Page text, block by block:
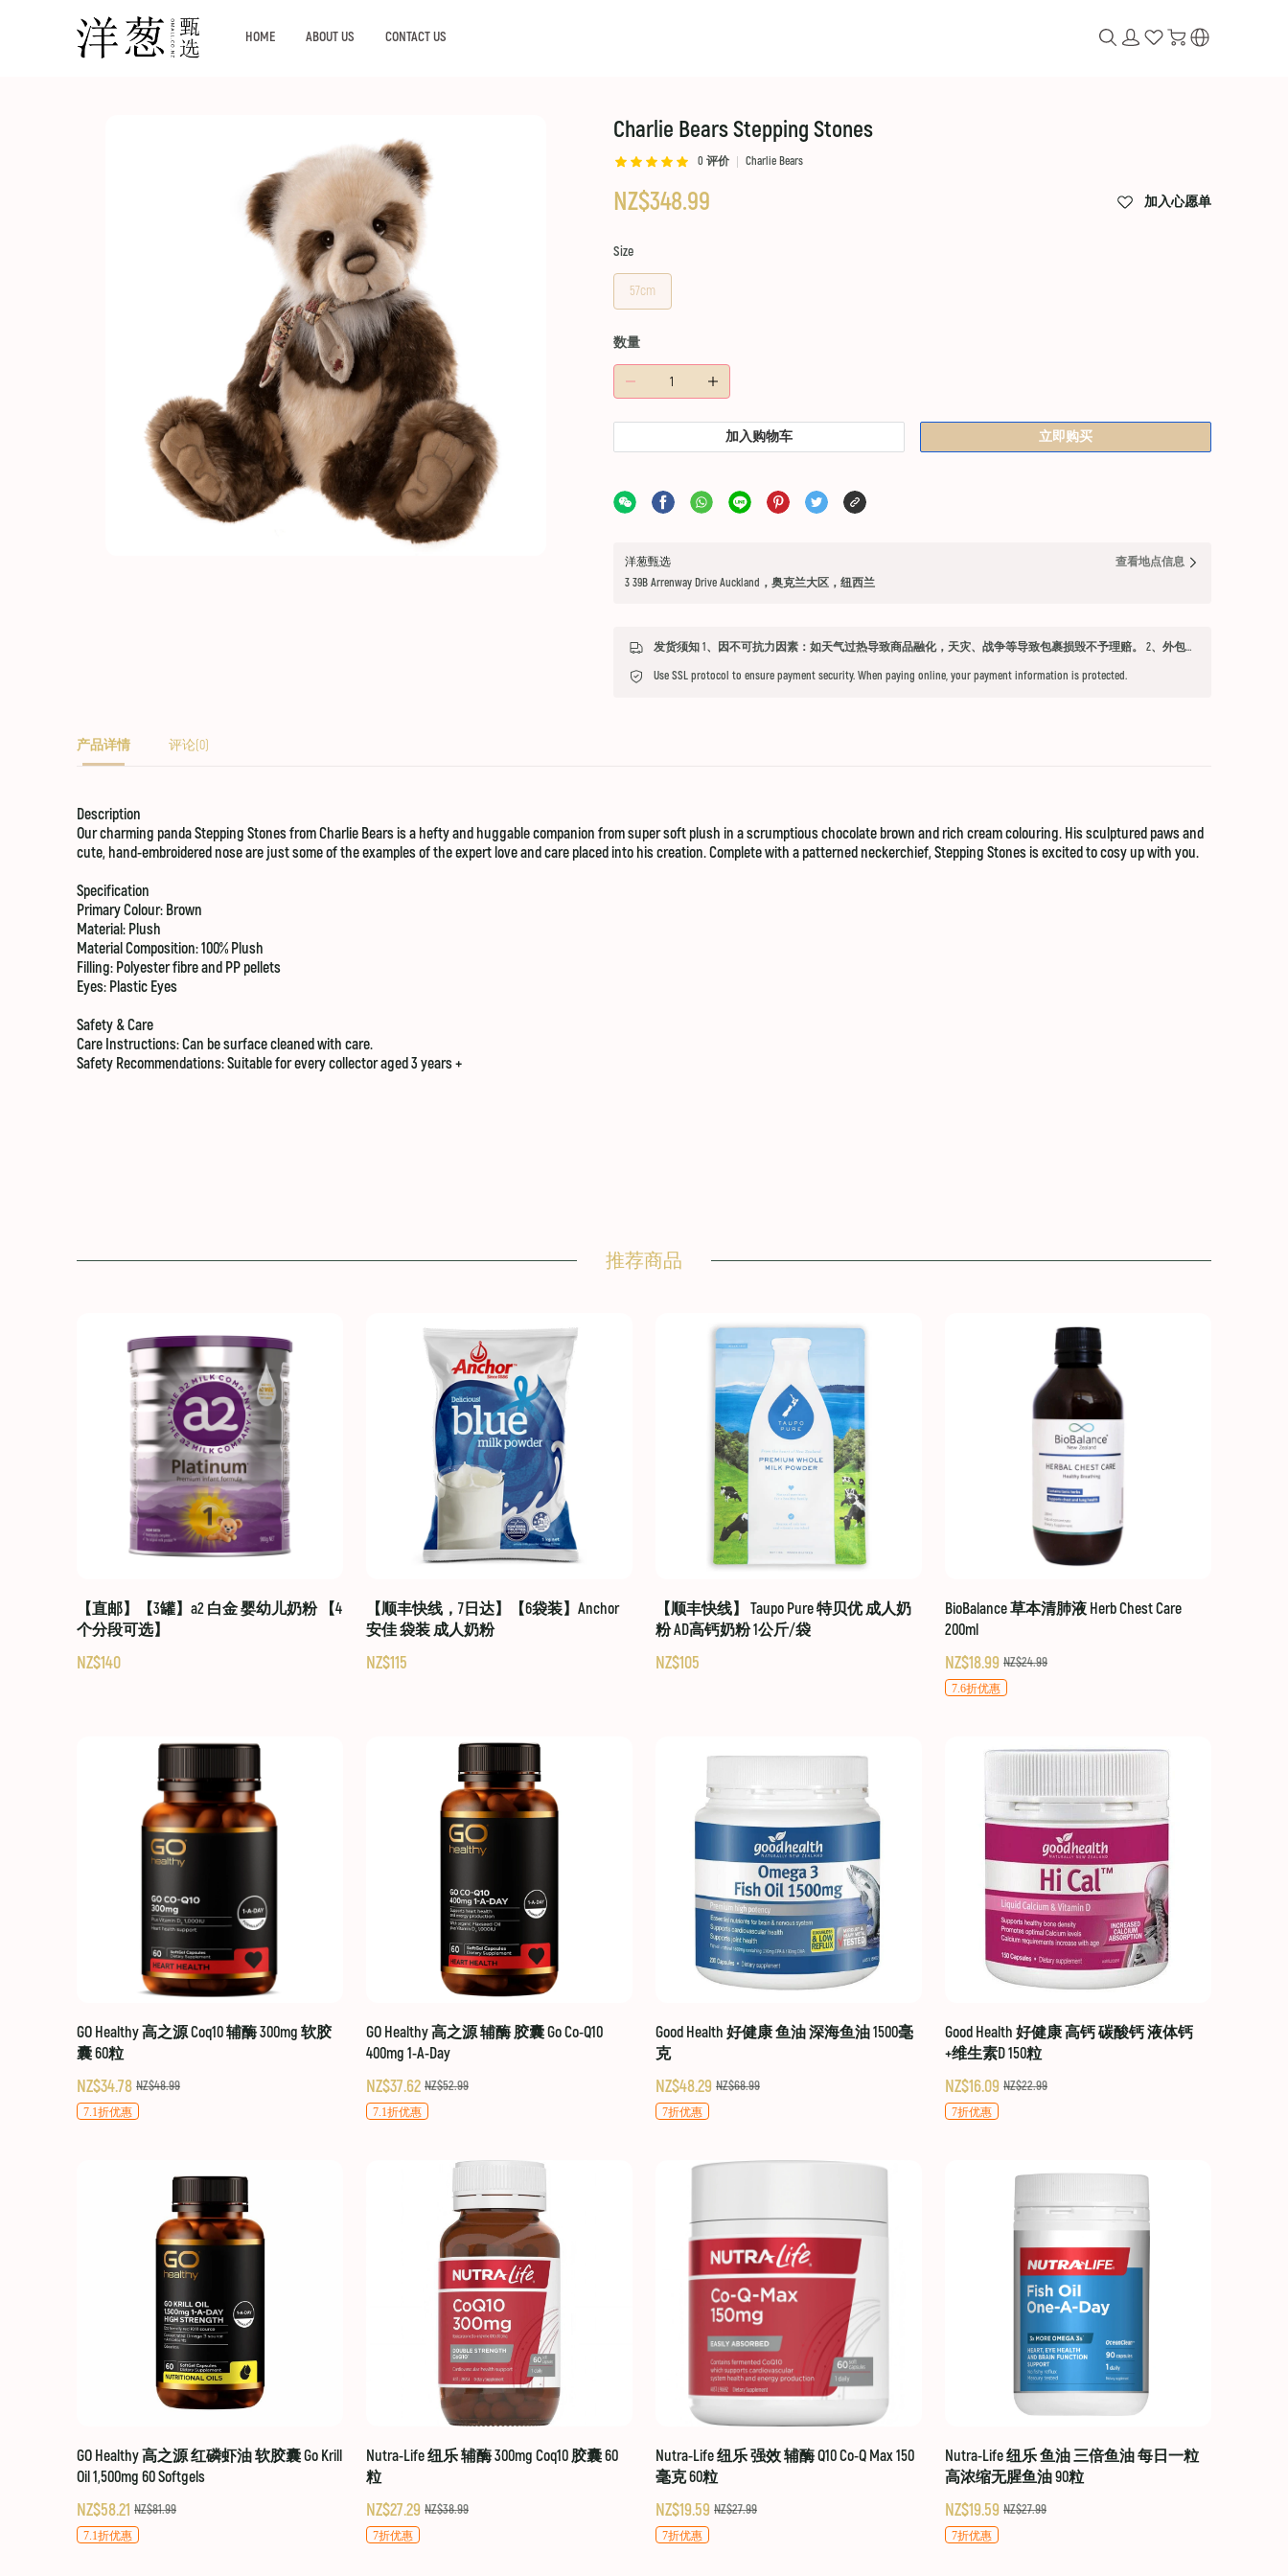
HOME ABOUT US CONTACT US
Charlie Bears Stepping Stones
0 评价 Charlie Bears
NZ$348.99 加入心愿单
Size
57cm
数量
加入购物车 立即购买
洋葱甄选
3 39B Arrenway Drive Auckland，奥克兰大区，纽西兰
查看地点信息
发货须知 1、因不可抗力因素：如天气过热导致商品融化，天灾、战争等导致包裹损毁不予理赔。 2、外包装箱完好，保健品内件胶囊破损、杂货等漏液问题不予赔付。 3、铁元，小安素，酵素液，玻璃瓶食用油，粉盐，会包泡泡纸，按照高要求打包，有爆罐、漏液均不予以理赔。 4、超过受理时限（签收后三天内未联系客服将不能申请售后） 5、首重不足1kg的包裹按1kg收费。 6、根据海关要求，海外直邮及保税仓产品必须提交收件人身份证信息（收件人姓名必须与上传身份证信息一致），否则将无法出库发货。 7、由于海外直邮产品路途遥远，在高温等不可控情况下，糖果、巧克力、口红、软胶囊会有软化变形的现象，建议收到产品后放入冰箱内冷却1-2小时再打开。
Use SSL protocol to ensure payment security. When paying online, your payment information is protected.
产品详情 评论(0)
Description
Our charming panda Stepping Stones from Charlie Bears is a hefty and huggable companion from super soft plush in a scrumptious chocolate brown and rich cream colouring. His sculptured paws and
cute, hand-embroidered nose are just some of the examples of the expert love and care placed into his creation. Complete with a patterned neckerchief, Stepping Stones is excited to cosy up with you.
Specification
Primary Colour: Brown
Material: Plush
Material Composition: 100% Plush
Filling: Polyester fibre and PP pellets
Eyes: Plastic Eyes
Safety & Care
Care Instructions:Can be surface cleaned with care.
Safety Recommendations: Suitable for every collector aged 3 years +
推荐商品
【直邮】【3罐】a2 白金 婴幼儿奶粉 【4
个分段可选】
NZ$140
【顺丰快线，7日达】【6袋装】Anchor
安佳 袋装 成人奶粉
NZ$115
【顺丰快线】 Taupo Pure 特贝优 成人奶
粉 AD高钙奶粉 1公斤/袋
NZ$105
BioBalance 草本清肺液 Herb Chest Care
200ml
NZ$18.99 NZ$24.99
7.6折优惠
GO Healthy 高之源 Coq10 辅酶 300mg 软胶
囊 60粒
NZ$34.78 NZ$48.99
7.1折优惠
GO Healthy 高之源 辅酶 胶囊 Go Co-Q10
400mg 1-A-Day
NZ$37.62 NZ$52.99
7.1折优惠
Good Health 好健康 鱼油 深海鱼油 1500毫
克
NZ$48.29 NZ$68.99
7折优惠
Good Health 好健康 高钙 碳酸钙 液体钙
+维生素D 150粒
NZ$16.09 NZ$22.99
7折优惠
GO Healthy 高之源 红磷虾油 软胶囊 Go Krill
Oil 1,500mg 60 Softgels
NZ$58.21 NZ$81.99
7.1折优惠
Nutra-Life 纽乐 辅酶 300mg Coq10 胶囊 60
粒
NZ$27.29 NZ$38.99
7折优惠
Nutra-Life 纽乐 强效 辅酶 Q10 Co-Q Max 150
毫克 60粒
NZ$19.59 NZ$27.99
7折优惠
Nutra-Life 纽乐 鱼油 三倍鱼油 每日一粒
高浓缩无腥鱼油 90粒
NZ$19.59 NZ$27.99
7折优惠